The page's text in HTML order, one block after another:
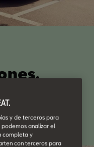
sensación que la de
y de terceros para
analizar el
completa y
con terceros para